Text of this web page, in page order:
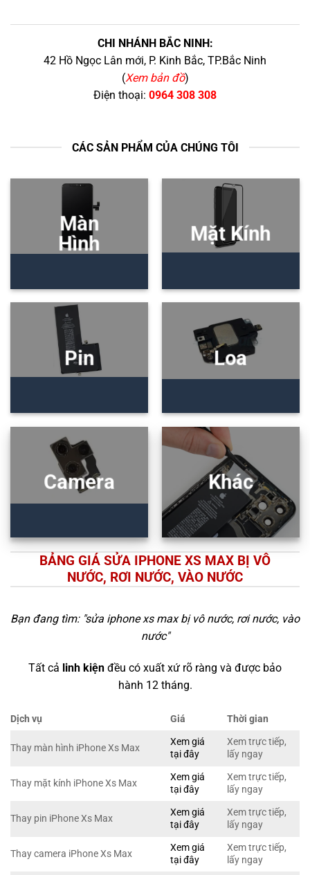
CHI NHÁNH BẮC NINH:
42 Hồ Ngọc Lân mới, P. Kinh Bắc, TP.Bắc Ninh
(Xem bản đồ)
Điện thoại: 0964 308 308
CÁC SẢN PHẨM CỦA CHÚNG TÔI
Màn
Hình
Mặt Kính
Pin Loa
Camera Khác
BẢNG GIÁ SỬA IPHONE XS MAX BỊ VÔ
NƯỚC, RƠI NƯỚC, VÀO NƯỚC
Bạn đang tìm: "sửa iphone xs max bị vô nước, rơi nước, vào
nước"
Tất cả linh kiện đều có xuất xứ rõ ràng và được bảo
hành 12 tháng.
Dịch vụ Giá Thời gian
Thay màn hình iPhone Xs Max
Xem giá
tại đây
Xem trực tiếp,
lấy ngay
Thay mặt kính iPhone Xs Max
Xem giá
tại đây
Xem trực tiếp,
lấy ngay
Thay pin iPhone Xs Max
Xem giá
tại đây
Xem trực tiếp,
lấy ngay
Thay camera iPhone Xs Max
Xem giá
tại đây
Xem trực tiếp,
lấy ngay